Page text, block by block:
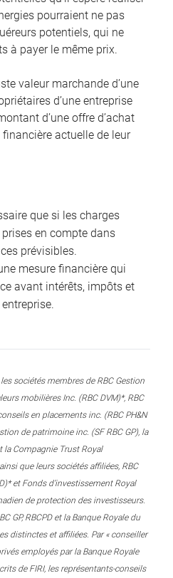
pourraient ne pas
potentiels, qui ne
à payer le même prix.
valeur marchande d’une
d’une entreprise
d’une offre d’achat
actuelle de leur
que si les charges
prises en compte dans
prévisibles.
mesure financière qui
avant intérêts, impôts et
sociétés membres de RBC Gestion
mobilières Inc. (RBC DVM)*, RBC
en placements inc. (RBC PH&N
de patrimoine inc. (SF RBC GP), la
la Compagnie Trust Royal
que leurs sociétés affiliées, RBC
et Fonds d’investissement Royal
de protection des investisseurs.
GP, RBCPD et la Banque Royale du
distinctes et affiliées. Par « conseiller
employés par la Banque Royale
de FIRI, les représentants-conseils